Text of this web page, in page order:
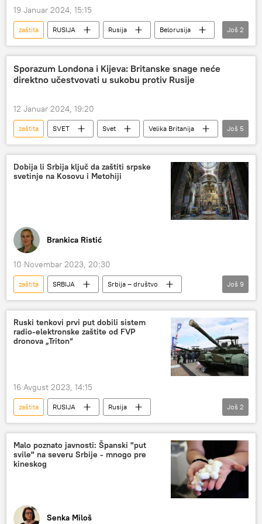
19 Januar 2024, 15:15
zaštita RUSIJA Rusija
Belorusija
mir
Aleksandar Lukašenko
Još 2
Sporazum Londona i Kijeva: Britanske snage neće
direktno učestvovati u sukobu protiv Rusije
12 Januar 2024, 19:20
zaštita SVET Svet
Velika Britanija
sporazum
vojna pomoć
saradnja
bezbednost
Ukrajina
Još 5
Dobija li Srbija ključ da zaštiti srpske
svetinje na Kosovu i Metohiji
Brankica Ristić
10 Novembar 2023, 20:30
zaštita SRBIJA
Srbija – društvo
Srbija
Ivica Dačić
UNESKO
kandidat
Kosovo i Metohija (KiM)
srpsko kulturno nasleđe na Kosovu i Metohiji
Još 9
Ruski tenkovi prvi put dobili sistem
radio-elektronske zaštite od FVP
dronova „Triton“
16 Avgust 2023, 14:15
zaštita RUSIJA
Rusija
Rusija – vojska i naoružanje
Dronovi
Još 2
Malo poznato javnosti: Španski "put
svile" na severu Srbije - mnogo pre
kineskog
Senka Miloš